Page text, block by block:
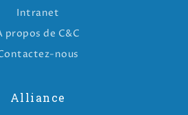
Intranet
propos de C&C
nous
Alliance